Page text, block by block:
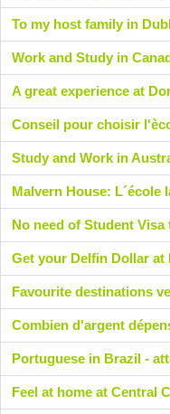
To my host family in
Work and Study in
A great experience at
Conseil pour choisir
Study and Work in
Malvern House: L´école
No need of Student
Get your Delfin Dollar
Favourite destinations
Combien d'argent
Portuguese in Brazil -
Feel at home at Central